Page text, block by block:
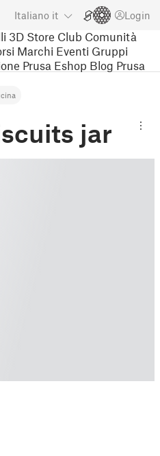
Italiano it Login
3D Store Club Comunità
Marchi Eventi Gruppi
Prusa Eshop Blog Prusa
jar